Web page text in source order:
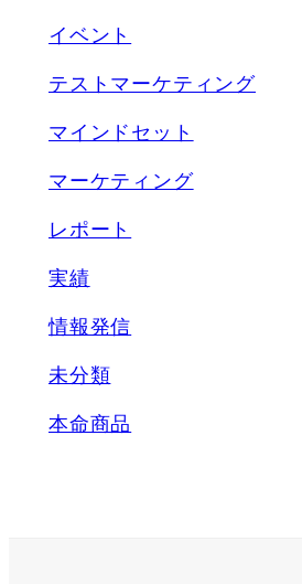
イベント
テストマーケティング
マインドセット
マーケティング
レポート
実績
情報発信
未分類
本命商品